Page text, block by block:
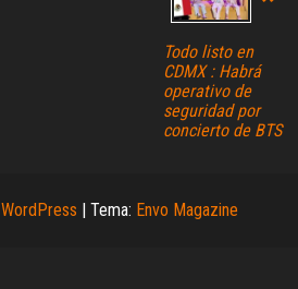
Todo listo en
CDMX : Habrá
operativo de
seguridad por
concierto de BTS
WordPress Tema: Envo Magazine